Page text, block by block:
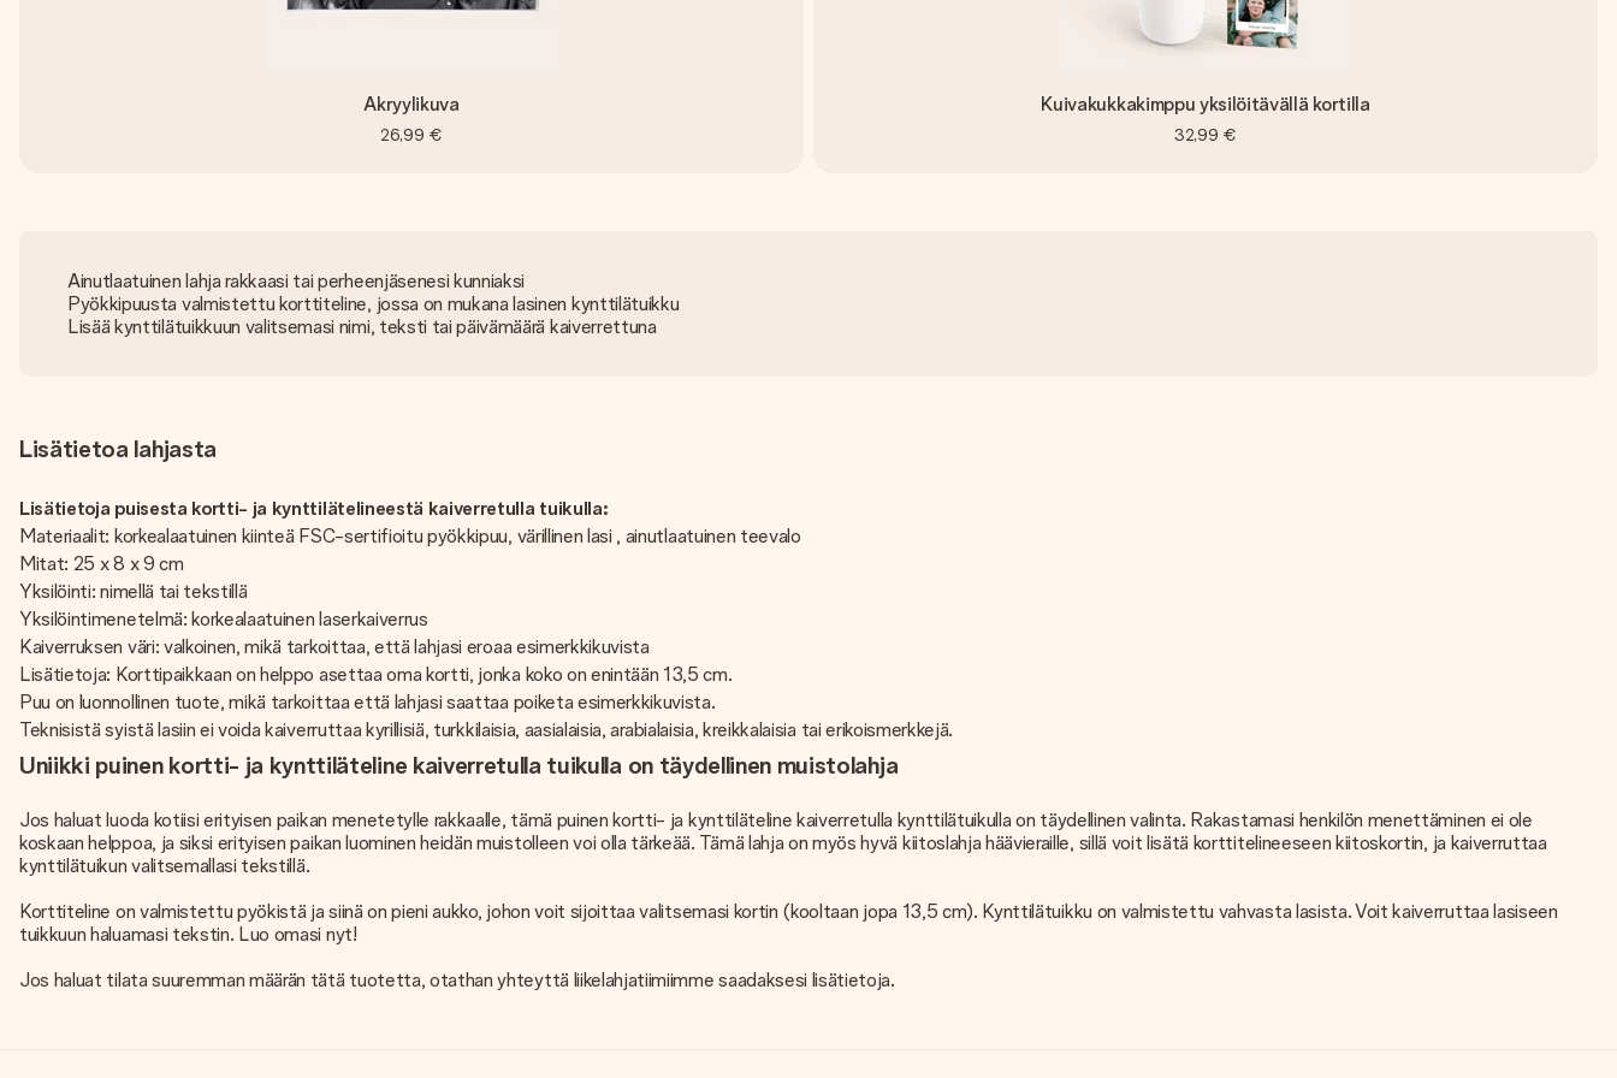
Akryylikuva
26,99 €
Kuivakukkakimppu yksilöitävällä kortilla
32,99 €
Ainutlaatuinen lahja rakkaasi tai perheenjäsenesi kunniaksi
Pyökkipuusta valmistettu korttiteline, jossa on mukana lasinen kynttilätuikku
Lisää kynttilätuikkuun valitsemasi nimi, teksti tai päivämäärä kaiverrettuna
Lisätietoa lahjasta
Lisätietoja puisesta kortti- ja kynttilätelineestä kaiverretulla tuikulla:
Materiaalit: korkealaatuinen kiinteä FSC-sertifioitu pyökkipuu, värillinen lasi , ainutlaatuinen teevalo
Mitat: 25 x 8 x 9 cm
Yksilöinti: nimellä tai tekstillä
Yksilöintimenetelmä: korkealaatuinen laserkaiverrus
Kaiverruksen väri: valkoinen, mikä tarkoittaa, että lahjasi eroaa esimerkkikuvista
Lisätietoja: Korttipaikkaan on helppo asettaa oma kortti, jonka koko on enintään 13,5 cm.
Puu ​​on luonnollinen tuote, mikä tarkoittaa että lahjasi saattaa poiketa esimerkkikuvista.
Teknisistä syistä lasiin ei voida kaiverruttaa kyrillisiä, turkkilaisia, aasialaisia, arabialaisia, kreikkalaisia ​​tai erikoismerkkejä.
Uniikki puinen kortti- ja kynttiläteline kaiverretulla tuikulla on täydellinen muistolahja
Jos haluat luoda kotiisi erityisen paikan menetetylle rakkaalle, tämä puinen kortti- ja kynttiläteline kaiverretulla kynttilätuikulla on täydellinen valinta. Rakastamasi henkilön menettäminen ei ole
koskaan helppoa, ja siksi erityisen paikan luominen heidän muistolleen voi olla tärkeää. Tämä lahja on myös hyvä kiitoslahja häävieraille, sillä voit lisätä korttitelineeseen kiitoskortin, ja kaiverruttaa
kynttilätuikun valitsemallasi tekstillä.
Korttiteline on valmistettu pyökistä ja siinä on pieni aukko, johon voit sijoittaa valitsemasi kortin (kooltaan jopa 13,5 cm). Kynttilätuikku on valmistettu vahvasta lasista. Voit kaiverruttaa lasiseen
tuikkuun haluamasi tekstin. Luo omasi nyt!
Jos haluat tilata suuremman määrän tätä tuotetta, otathan yhteyttä liikelahjatiimiimme saadaksesi lisätietoja.